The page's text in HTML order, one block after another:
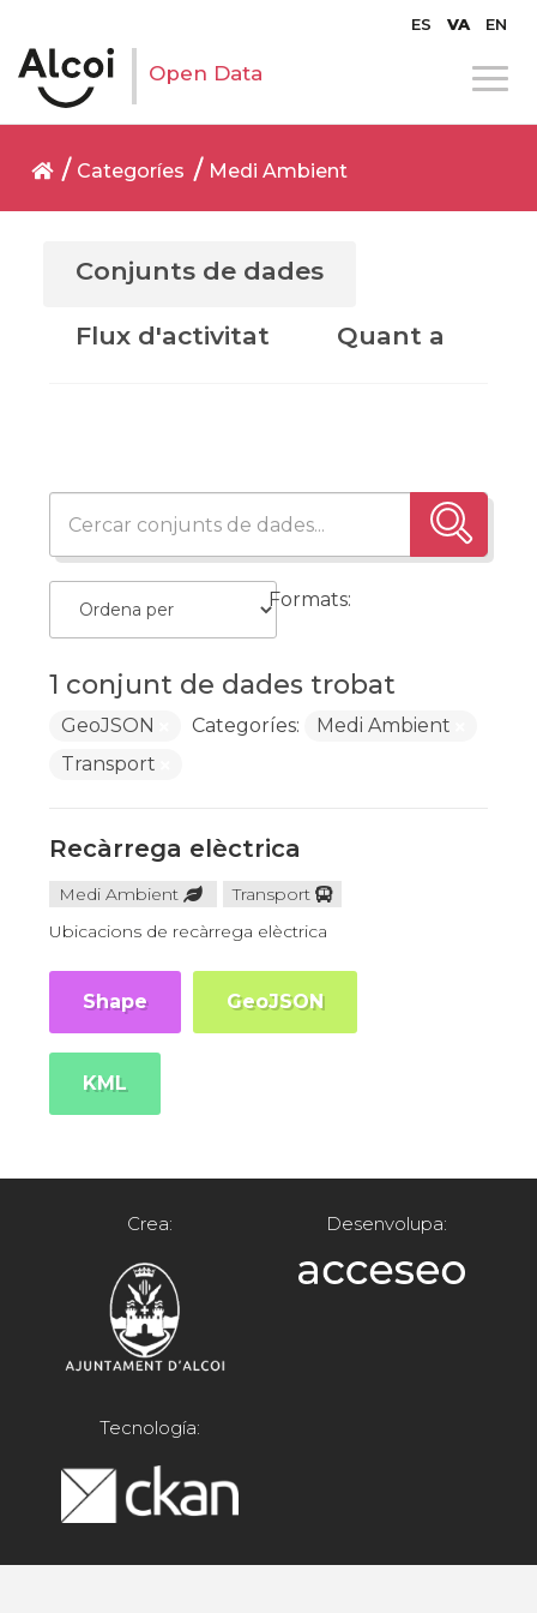
ES VA EN
Open Data
Categoríes Medi Ambient
Conjunts de dades
Flux d'activitat Quant a
1 conjunt de dades trobat
Formats:
GeoJSON Categoríes:
Medi Ambient
Transport
Recàrrega elèctrica
Medi Ambient
Transport
Ubicacions de recàrrega elèctrica
Shape GeoJSON
KML
Crea: Desenvolupa:
Tecnología: